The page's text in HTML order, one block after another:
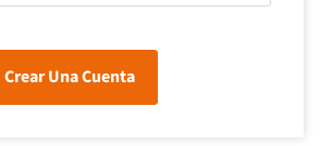
Crear Una Cuenta